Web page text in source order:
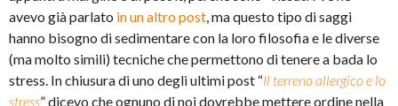
avevo già parlato in un altro post, ma questo tipo di saggi
hanno bisogno di sedimentare con la loro filosofia e le diverse
(ma molto simili) tecniche che permettono di tenere a bada lo
stress. In chiusura di uno degli ultimi post “Il terreno allergico e lo
stress” dicevo che ognuno di noi dovrebbe mettere ordine nella